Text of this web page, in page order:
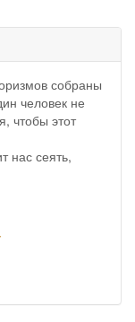
собраны
человек не
чтобы этот
нас сеять,